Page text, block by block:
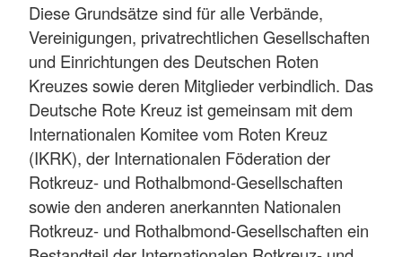
Diese Grundsätze sind für alle Verbände,
Vereinigungen, privatrechtlichen Gesellschaften
und Einrichtungen des Deutschen Roten
Kreuzes sowie deren Mitglieder verbindlich. Das
Deutsche Rote Kreuz ist gemeinsam mit dem
Internationalen Komitee vom Roten Kreuz
(IKRK), der Internationalen Föderation der
Rotkreuz- und Rothalbmond-Gesellschaften
sowie den anderen anerkannten Nationalen
Rotkreuz- und Rothalbmond-Gesellschaften ein